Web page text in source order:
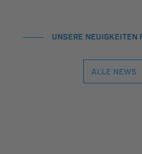
UNSERE NEUIGKEITEN
ALLE NEWS